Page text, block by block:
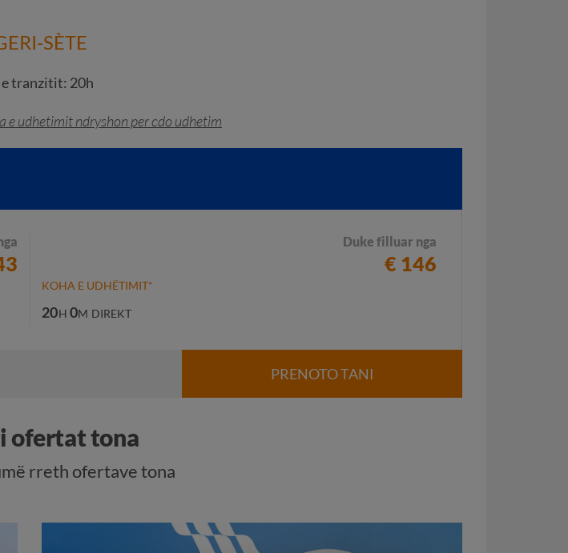
SÈTE
e tranzitit: 20h
e udhetimit ndryshon per cdo udhetim
Duke filluar nga
€ 146
KOHA E UDHËTIMIT*
20H 0M DIREKT
PRENOTO TANI
ofertat tona
rreth ofertave tona